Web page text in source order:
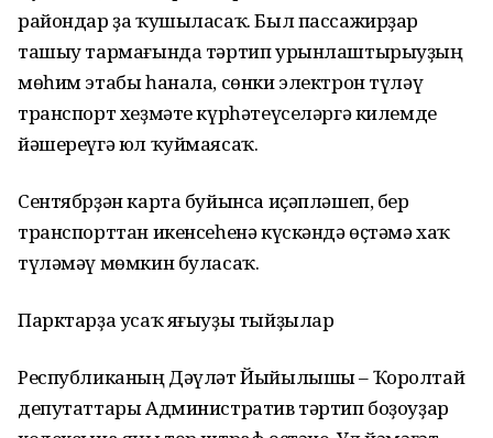
райондар ҙа ҡушыласаҡ. Был пассажирҙар
ташыу тармағында тәртип урынлаштырыуҙың
мөһим этабы һанала, сөнки электрон түләү
транспорт хеҙмәте күрһәтеүселәргә килемде
йәшереүгә юл ҡуймаясаҡ.
Сентябрҙән карта буйынса иҫәпләшеп, бер
транспорттан икенсеһенә күскәндә өҫтәмә хаҡ
түләмәү мөмкин буласаҡ.
Парктарҙа усаҡ яғыуҙы тыйҙылар
Республиканың Дәүләт Йыйылышы – Ҡоролтай
депутаттары Административ тәртип боҙоуҙар